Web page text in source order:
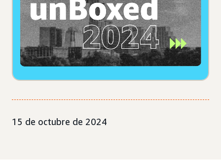
15 de octubre de 2024